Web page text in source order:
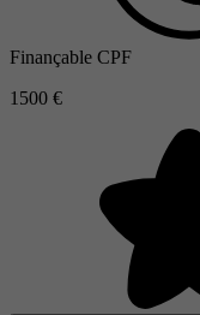
Finançable CPF
1500 €